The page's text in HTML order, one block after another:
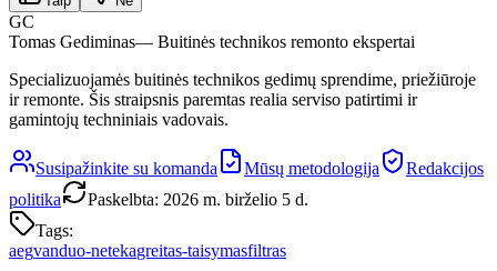
GC
Tomas Gediminas— Buitinės technikos remonto ekspertai
Specializuojamės buitinės technikos gedimų sprendime, priežiūroje
ir remonte. Šis straipsnis paremtas realia serviso patirtimi ir
gamintojų techniniais vadovais.
Susipažinkite su komanda Mūsų metodologija
Redakcijos
politika
Paskelbta: 2026 m. birželio 5 d.
Tags:
aegvanduo-netekagreitas-taisymasfiltras